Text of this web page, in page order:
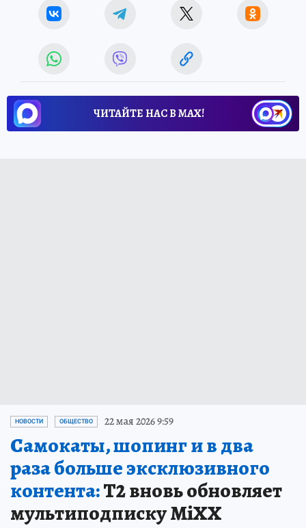
ЧИТАЙТЕ НАС В МАХ!
НОВОСТИ ОБЩЕСТВО 22 мая 2026 9:59
Самокаты, шопинг и в два
раза больше эксклюзивного
контента:Т2 вновь обновляет
мультиподписку MiXX